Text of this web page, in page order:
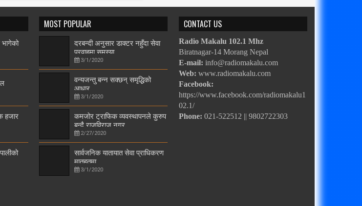
हजार
MOST POPULAR
दरबन्दी अनुसार डाक्टर नहुँदा सेवा
प्रवाहमा समस्या
3/1/2020
वन्यजन्तु बन्न सक्छन् समृद्धिको
आधार
3/1/2020
कमजोर ट्राफिक व्यवस्थापनले कुरुप
बन्दै राजविराज नगर
2/27/2020
सार्वजनिक यातायात सेवा प्राधिकरण
मातहतमा
3/1/2020
CONTACT US
Radio Makalu 102.1 Mhz
Biratnagar-14 Morang Nepal
E-mail: info@radiomakalu.com
Web: www.radiomakalu.com
Facebook:
https://www.facebook.com/radiomakalu1
02.1/
Phone: 021-522512 || 9802722303